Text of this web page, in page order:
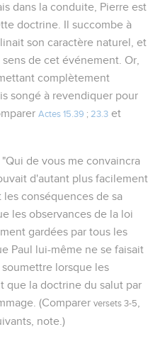
dans la conduite, Pierre est
doctrine. Il succombe à
son caractère naturel, et
de cet événement. Or,
complètement
songé à revendiquer pour
Actes 15.39 ; 23.3 et
de vous me convaincra
d'autant plus facilement
conséquences de sa
les observances de la loi
gardées par tous les
Paul lui-même ne se faisait
lorsque les
que la doctrine du salut par
(Comparer versets 3-5
note.)